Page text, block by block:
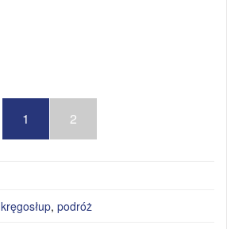
1 2
kręgosłup, podróż